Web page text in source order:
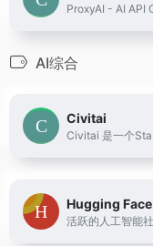
AI综合
Civitai
Hugging Face